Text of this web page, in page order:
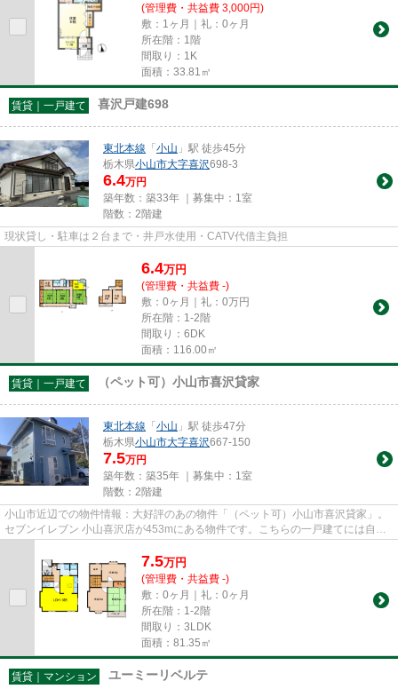
(管理費・共益費 3,000円)
敷：1ヶ月｜礼：0ヶ月
所在階：1階
間取り：1K
面積：33.81㎡
賃貸｜一戸建て 喜沢戸建698
東北本線 「小山 」駅 徒歩45分
栃木県小山市大字喜沢698-3
6.4万円
築年数：築33年 ｜募集中： 1室
階数：2階建
現状貸し・駐車は２台まで・井戸水使用・CATV代借主負担
6.4万円
(管理費・共益費 -)
敷：0ヶ月｜礼：0万円
所在階：1-2階
間取り：6DK
面積：116.00㎡
賃貸｜一戸建て （ペット可）小山市喜沢貸家
東北本線 「小山 」駅 徒歩47分
栃木県小山市大字喜沢667-150
7.5万円
築年数：築35年 ｜募集中： 1室
階数：2階建
小山市近辺での物件情報：大好評のあの物件「（ペット可）小山市喜沢貸家」。
セブンイレブン 小山喜沢店が453mにある物件です。こちらの一戸建てには自走
式駐車場があります。こちらは...
7.5万円
(管理費・共益費 -)
敷：0ヶ月｜礼：0ヶ月
所在階：1-2階
間取り：3LDK
面積：81.35㎡
賃貸｜マンション ユーミーリベルテ